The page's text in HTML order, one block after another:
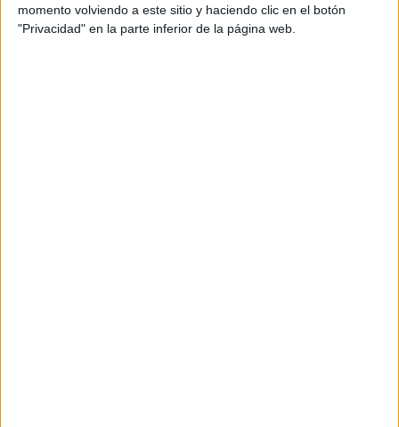
momento volviendo a este sitio y haciendo clic en el botón
"Privacidad" en la parte inferior de la página web.